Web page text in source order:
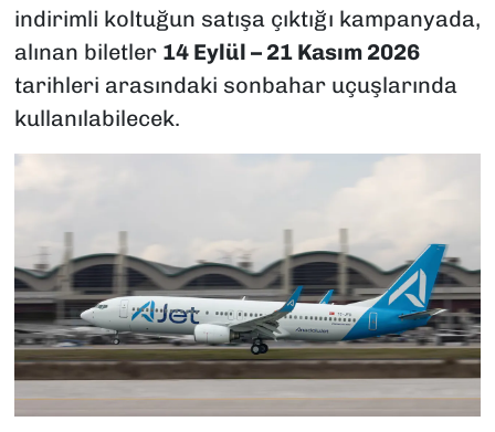
indirimli koltuğun satışa çıktığı kampanyada,
alınan biletler 14 Eylül – 21 Kasım 2026
tarihleri arasındaki sonbahar uçuşlarında
kullanılabilecek.